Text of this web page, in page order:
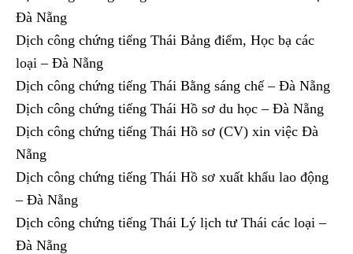
Đà Nẵng
Dịch công chứng tiếng Thái Bảng điểm, Học bạ các
loại – Đà Nẵng
Dịch công chứng tiếng Thái Bằng sáng chế – Đà Nẵng
Dịch công chứng tiếng Thái Hồ sơ du học – Đà Nẵng
Dịch công chứng tiếng Thái Hồ sơ (CV) xin việc Đà
Nẵng
Dịch công chứng tiếng Thái Hồ sơ xuất khẩu lao động
– Đà Nẵng
Dịch công chứng tiếng Thái Lý lịch tư Thái các loại –
Đà Nẵng